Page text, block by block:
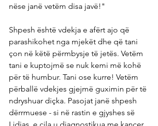
nëse janë vetëm disa javë!"
Shpesh është vdekja e afërt ajo që
parashikohet nga mjekët dhe që tani
çon në këtë përmbysje të jetës. Vetëm
tani e kuptojmë se nuk kemi më kohë
për të humbur. Tani ose kurre! Vetëm
përballë vdekjes gjejmë guximin për të
ndryshuar diçka. Pasojat janë shpesh
dërrmuese - si në rastin e gjyshes së